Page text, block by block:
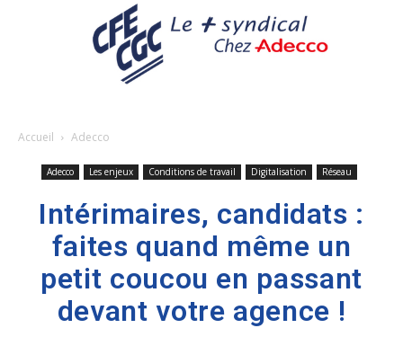
Accueil Adecco
Adecco Les enjeux Conditions de travail Digitalisation Réseau
Intérimaires, candidats :
faites quand même un
petit coucou en passant
devant votre agence !